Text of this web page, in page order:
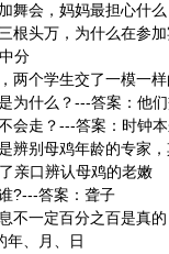
舞会，妈妈最担心什
根头万，为什么在参
分
两个学生交了一模一
为什么？---答案：他
会走？---答案：时钟
辨别母鸡年龄的专家
亲口辨认母鸡的老嫩
?---答案：聋子
不一定百分之百是真
年、月、日